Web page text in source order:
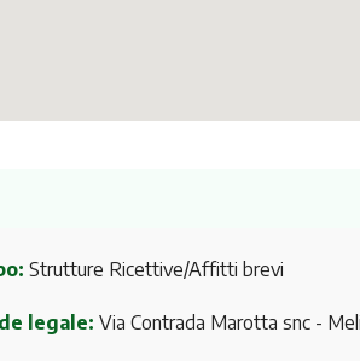
Strutture Ricettive/Affitti brevi
legale: Via Contrada Marotta snc -